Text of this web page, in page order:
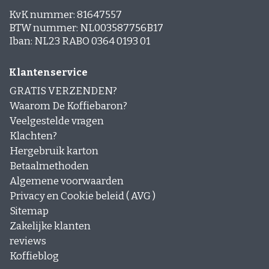
KvK nummer: 81647557
BTW nummer: NL003587756B17
Iban: NL23 RABO 0364 0193 01
Klantenservice
GRATIS VERZENDEN?
Waarom De Koffiebaron?
Veelgestelde vragen
Klachten?
Hergebruik karton
Betaalmethoden
Algemene voorwaarden
Privacy en Cookie beleid ( AVG )
Sitemap
Zakelijke klanten
reviews
Koffieblog